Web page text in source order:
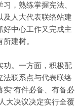
，熟练掌握宪法、
及人大代表联络站建
好中心工作又完成主
建树。
功。一方面，积极配
法联系点与代表联络
“有件必备、有备必
大决议决定实行全覆